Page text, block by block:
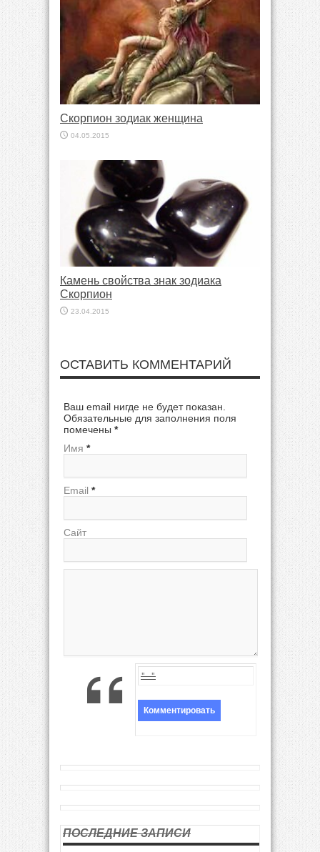
Скорпион зодиак женщина
04.05.2015
Камень свойства знак зодиака
Скорпион
23.04.2015
ОСТАВИТЬ КОММЕНТАРИЙ
Ваш email нигде не будет показан.
Обязательные для заполнения поля
помечены *
Имя *
Email *
Сайт
ПОСЛЕДНИЕ ЗАПИСИ